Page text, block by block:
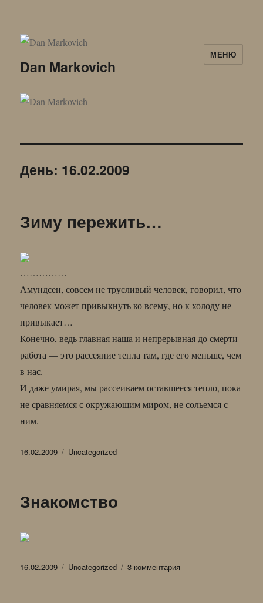
Dan Markovich
МЕНЮ
День: 16.02.2009
Зиму пережить…
……………
Амундсен, совсем не трусливый человек, говорил, что
человек может привыкнуть ко всему, но к холоду не
привыкает…
Конечно, ведь главная наша и непрерывная до смерти
работа — это рассеяние тепла там, где его меньше, чем
в нас.
И даже умирая, мы рассеиваем оставшееся тепло, пока
не сравняемся с окружающим миром, не сольемся с
ним.
Опубликовано
16.02.2009 Рубрики
Uncategorized
Знакомство
Опубликовано
16.02.2009 Рубрики
Uncategorized 3 комментария